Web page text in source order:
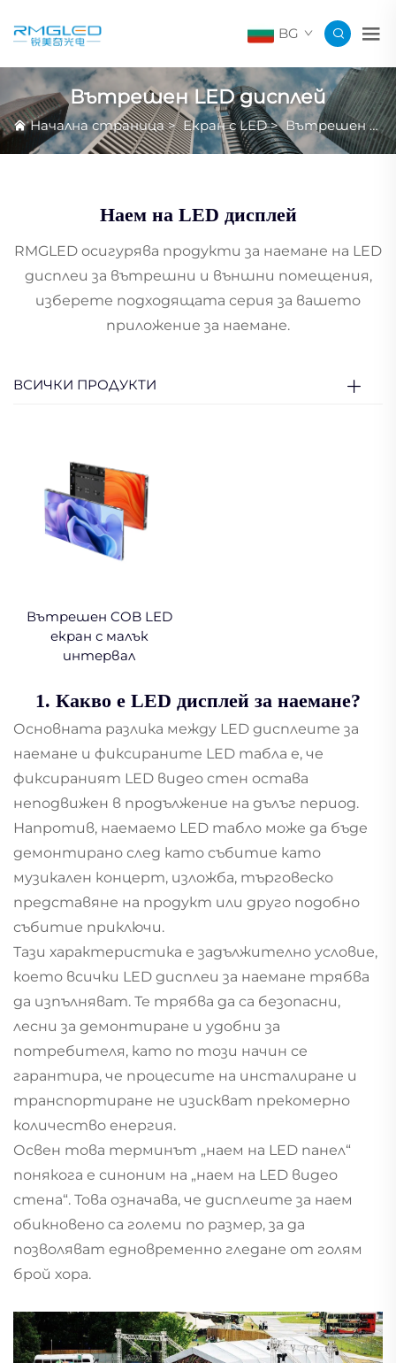
BG
Вътрешен LED дисплей
Начална страница>Екран с LED> Вътрешен LED дисплей
Наем на LED дисплей
RMGLED осигурява продукти за наемане на LED
дисплеи за вътрешни и външни помещения,
изберете подходящата серия за вашето
приложение за наемане.
ВСИЧКИ ПРОДУКТИ
Вътрешен COB LED
екран с малък
интервал
1. Какво е LED дисплей за наемане?
Основната разлика между LED дисплеите за
наемане и фиксираните LED табла е, че
фиксираният LED видео стен остава
неподвижен в продължение на дълъг период.
Напротив, наемаемо LED табло може да бъде
демонтирано след като събитие като
музикален концерт, изложба, търговеско
представяне на продукт или друго подобно
събитие приключи.
Тази характеристика е задължително условие,
което всички LED дисплеи за наемане трябва
да изпълняват. Те трябва да са безопасни,
лесни за демонтиране и удобни за
потребителя, като по този начин се
гарантира, че процесите на инсталиране и
транспортиране не изискват прекомерно
количество енергия.
Освен това терминът „наем на LED панел“
понякога е синоним на „наем на LED видео
стена“. Това означава, че дисплеите за наем
обикновено са големи по размер, за да
позволяват едновременно гледане от голям
брой хора.